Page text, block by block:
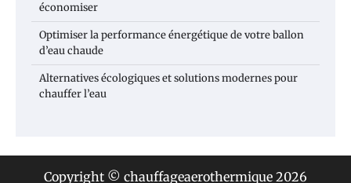
économiser
Optimiser la performance énergétique de votre ballon
d’eau chaude
Alternatives écologiques et solutions modernes pour
chauffer l’eau
Copyright © chauffageaerothermique 2026